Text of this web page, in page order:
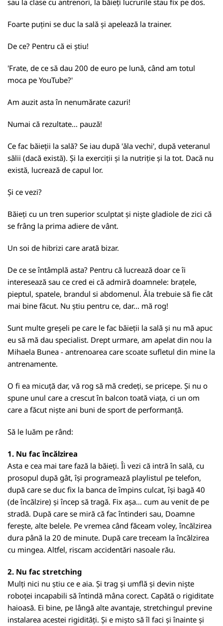
sau la clase cu antrenori, la băieți lucrurile stau fix pe dos.
Foarte puțini se duc la sală și apelează la trainer.
De ce? Pentru că ei știu!
'Frate, de ce să dau 200 de euro pe lună, când am totul
moca pe YouTube?'
Am auzit asta în nenumărate cazuri!
Numai că rezultate... pauză!
Ce fac băieții la sală? Se iau după 'ăla vechi', după veteranul
sălii (dacă există). Și la exerciții și la nutriție și la tot. Dacă nu
există, lucrează de capul lor.
Și ce vezi?
Băieți cu un tren superior sculptat și niște gladiole de zici că
se frâng la prima adiere de vânt.
Un soi de hibrizi care arată bizar.
De ce se întâmplă asta? Pentru că lucrează doar ce îi
interesează sau ce cred ei că admiră doamnele: brațele,
pieptul, spatele, brandul si abdomenul. Ăla trebuie să fie cât
mai bine făcut. Nu știu pentru ce, dar... mă rog!
Sunt multe greșeli pe care le fac băieții la sală și nu mă apuc
eu să mă dau specialist. Drept urmare, am apelat din nou la
Mihaela Bunea - antrenoarea care scoate sufletul din mine la
antrenamente.
O fi ea micuță dar, vă rog să mă credeți, se pricepe. Și nu o
spune unul care a crescut în balcon toată viața, ci un om
care a făcut niște ani buni de sport de performanță.
Să le luăm pe rând:
1. Nu fac încălzirea
Asta e cea mai tare fază la băieți. Îi vezi că intră în sală, cu
prosopul după gât, își programează playlistul pe telefon,
după care se duc fix la banca de împins culcat, își bagă 40
(de încălzire) și încep să tragă. Fix așa... cum au venit de pe
stradă. După care se miră că fac întinderi sau, Doamne
ferește, alte belele. Pe vremea când făceam voley, încălzirea
dura până la 20 de minute. După care treceam la încălzirea
cu mingea. Altfel, riscam accidentări nasoale rău.
2. Nu fac stretching
Mulți nici nu știu ce e aia. Și trag și umflă și devin niște
roboței incapabili să întindă mâna corect. Capătă o rigiditate
haioasă. Ei bine, pe lângă alte avantaje, stretchingul previne
instalarea acestei rigidități. Și e mișto să îl faci și înainte și